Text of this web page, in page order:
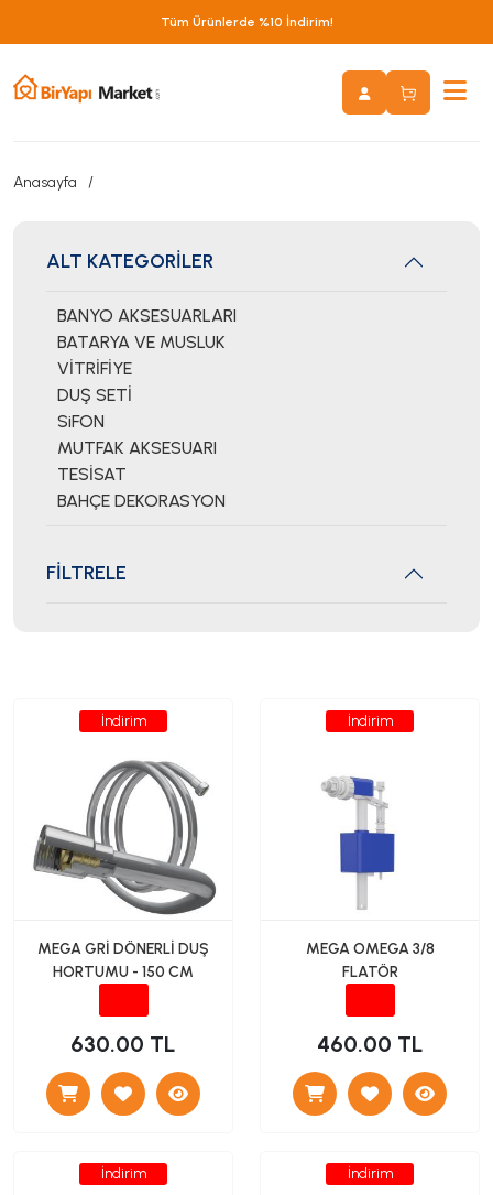
Tüm Ürünlerde %10 İndirim!
Anasayfa
ALT KATEGORİLER
BANYO AKSESUARLARI
BATARYA VE MUSLUK
VİTRİFİYE
DUŞ SETİ
SiFON
MUTFAK AKSESUARI
TESİSAT
BAHÇE DEKORASYON
FİLTRELE
İndirim
MEGA GRİ DÖNERLİ DUŞ
HORTUMU - 150 CM
630.00 TL
İndirim
MEGA OMEGA 3/8
FLATÖR
460.00 TL
İndirim İndirim